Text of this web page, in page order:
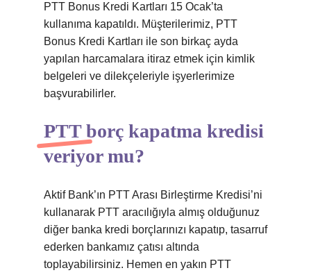
PTT Bonus Kredi Kartları 15 Ocak’ta
kullanıma kapatıldı. Müşterilerimiz, PTT
Bonus Kredi Kartları ile son birkaç ayda
yapılan harcamalara itiraz etmek için kimlik
belgeleri ve dilekçeleriyle işyerlerimize
başvurabilirler.
PTT borç kapatma kredisi
veriyor mu?
Aktif Bank’ın PTT Arası Birleştirme Kredisi’ni
kullanarak PTT aracılığıyla almış olduğunuz
diğer banka kredi borçlarınızı kapatıp, tasarruf
ederken bankamız çatısı altında
toplayabilirsiniz. Hemen en yakın PTT